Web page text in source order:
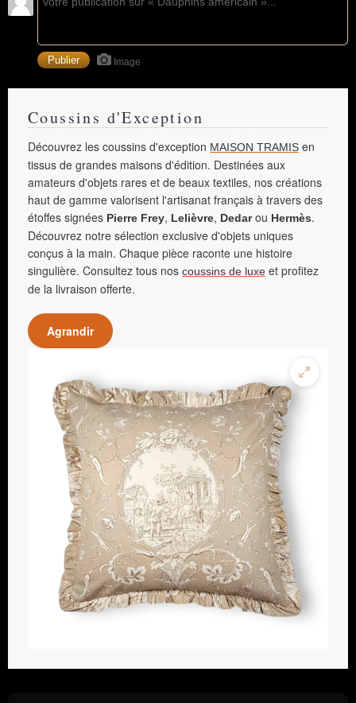
Image
Coussins d'Exception
Découvrez les coussins d'exception MAISON TRAMIS en
tissus de grandes maisons d'édition. Destinées aux
amateurs d'objets rares et de beaux textiles, nos créations
haut de gamme valorisent l'artisanat français à travers des
étoffes signées Pierre Frey, Lelièvre, Dedarou Hermès.
Découvrez notre sélection exclusive d'objets uniques
conçus à la main. Chaque pièce raconte une histoire
singulière. Consultez tous nos coussins de luxe et profitez
de la livraison offerte.
Agrandir